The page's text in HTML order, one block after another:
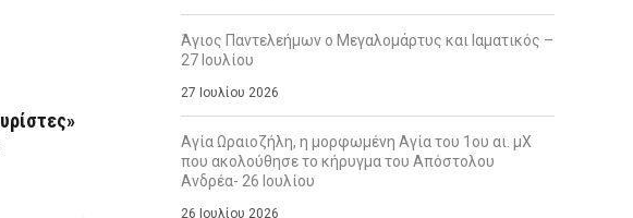
Άγιος Παντελεήμων ο Μεγαλομάρτυς και Ιαματικός –
27 Ιουλίου
27 Ιουλίου 2026
Αγία Ωραιοζήλη, η μορφωμένη Αγία του 1ου αι. μΧ
που ακολούθησε το κήρυγμα του Απόστολου
Ανδρέα- 26 Ιουλίου
26 Ιουλίου 2026